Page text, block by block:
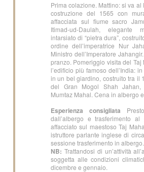
Prima colazione. Mattino: si va
costruzione del 1565 con
affacciata sul fiume sacro
Itimad-ud-Daulah, elegante
intarsiato di “pietra dura”,
ordine dell’imperatrice Nur
Ministro dell’Imperatore
pranzo. Pomeriggio visita del Taj
l’edificio più famoso dell’India:
in un bel giardino, costruito tra il
del Gran Mogol Shah
Mumtaz Mahal. Cena in albergo
Esperienza consigliata
dall’albergo e trasferimento
affacciato sul maestoso Taj
istruttore parlante inglese di
sessione trasferimento in albergo.
NB: Trattandosi di un’attività
soggetta alle condizioni
dicembre e gennaio.